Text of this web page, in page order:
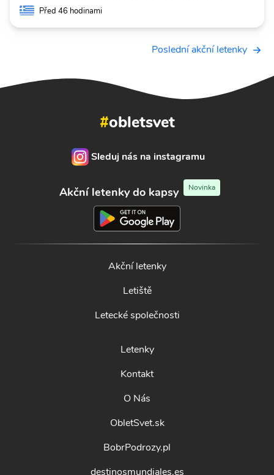
Před 46 hodinami
Poslední akční letenky
#obletsvet
Sleduj nás na instagramu
Akční letenky do kapsy Novinka
Akční letenky
Letiště
Letecké společnosti
Letenky
Kontakt
O Nás
ObletSvet.sk
BobrPodrozy.pl
destinosmundiales.es